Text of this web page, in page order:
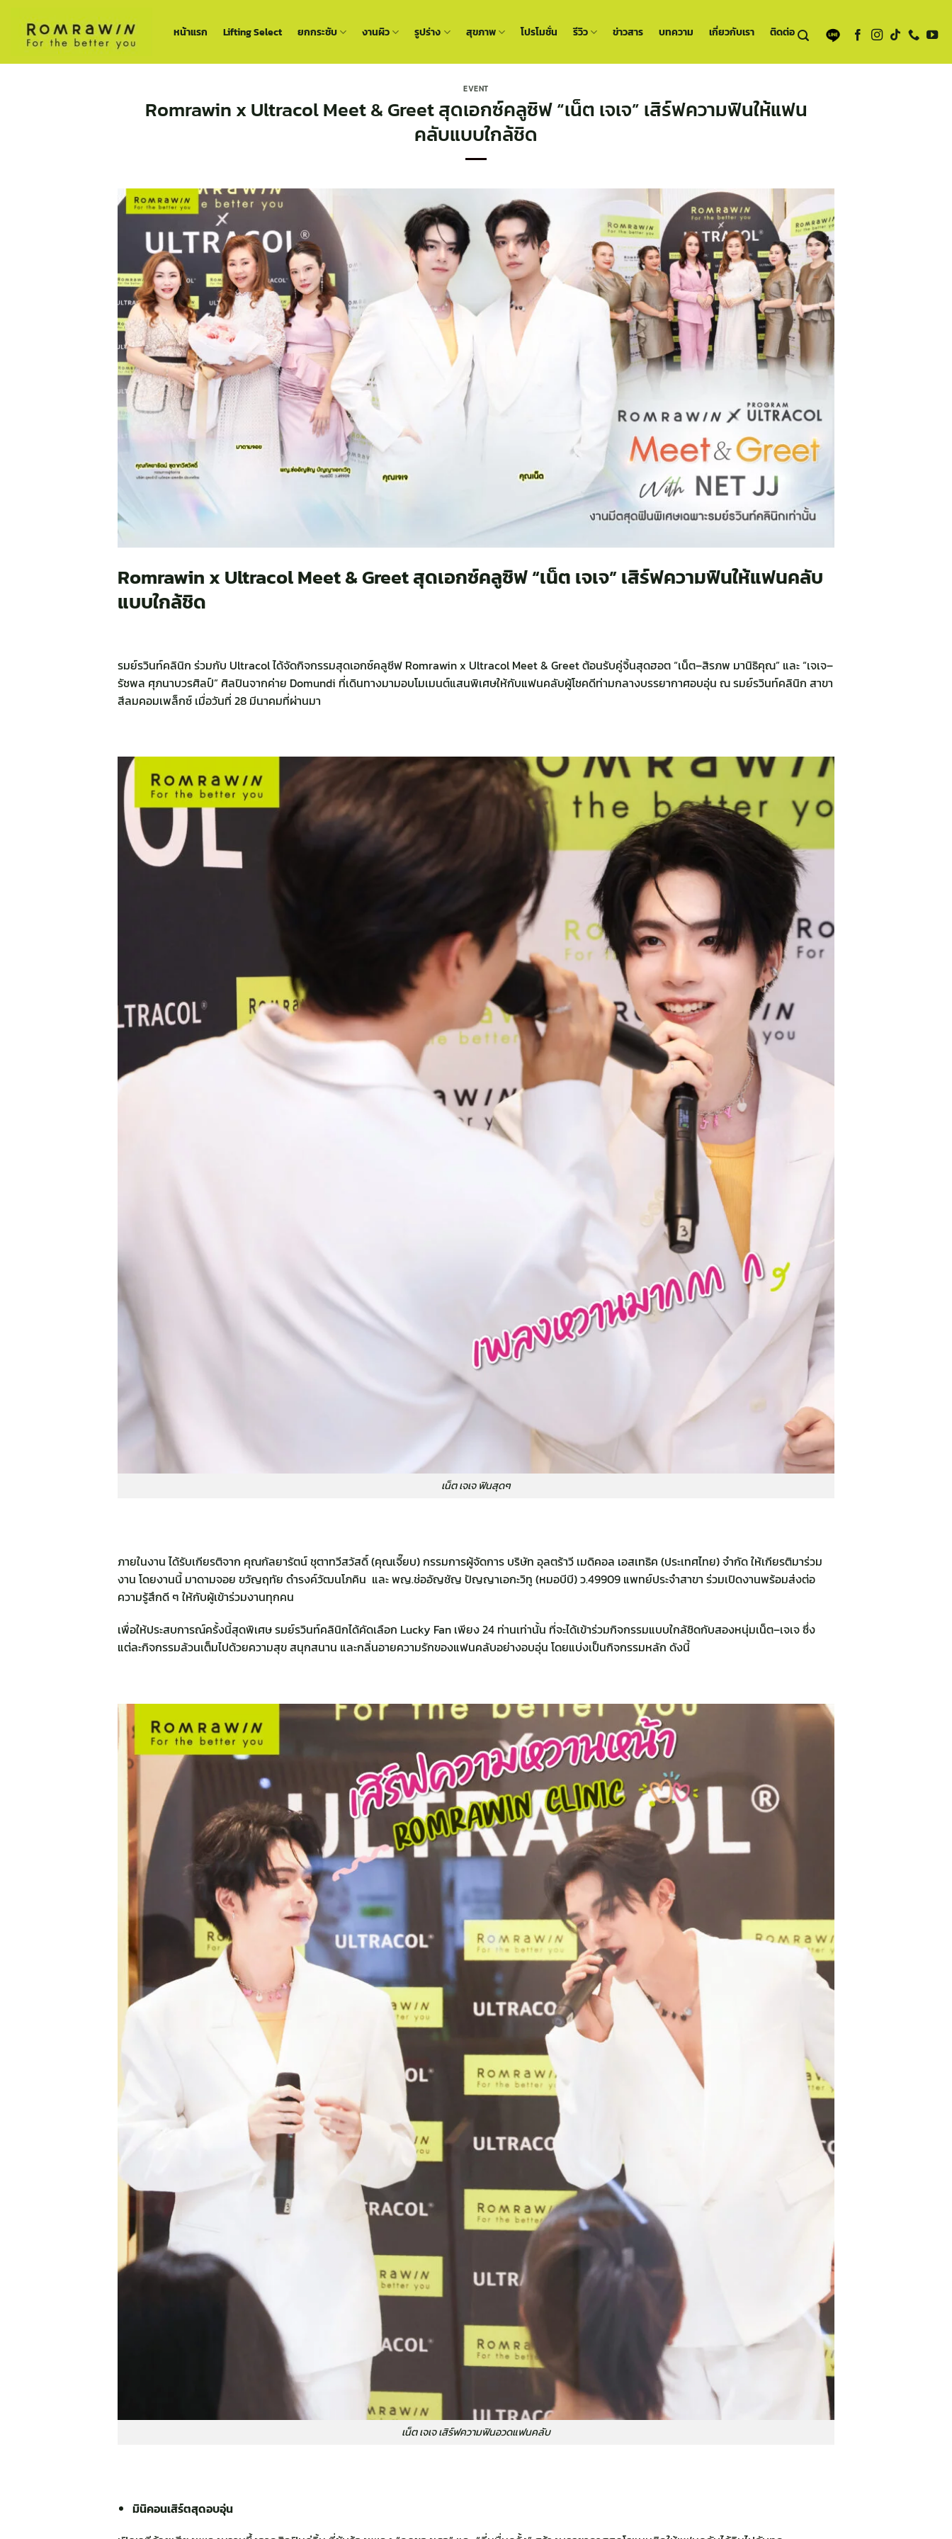
เนื้อหา
หน้าแรก Lifting Select ยกกระชับ งานผิว รูปร่าง สุขภาพ โปรโมชั่น รีวิว ข่าวสาร บทความ เกี่ยวกับเรา ติดต่อ
EVENT
Romrawin x Ultracol Meet & Greet สุดเอกซ์คลูซิฟ “เน็ต เจเจ” เสิร์ฟความฟินให้แฟน
คลับแบบใกล้ชิด
Romrawin x Ultracol Meet & Greet สุดเอกซ์คลูซิฟ “เน็ต เจเจ” เสิร์ฟความฟินให้แฟนคลับ
แบบใกล้ชิด
รมย์รวินท์คลินิก ร่วมกับ Ultracol ได้จัดกิจกรรมสุดเอกซ์คลูซีฟ Romrawin x UltracolMeet & Greet ต้อนรับคู่จิ้นสุดฮอต “เน็ต–สิรภพ มานิธิคุณ” และ “เจเจ–
รัชพล ศุภนาบวรศิลป์” ศิลปินจากค่าย Domundi ที่เดินทางมามอบโมเมนต์แสนพิเศษให้กับแฟนคลับผู้โชคดีท่ามกลางบรรยากาศอบอุ่น ณ รมย์รวินท์คลินิก สาขา
สีลมคอมเพล็กซ์ เมื่อวันที่ 28 มีนาคมที่ผ่านมา
เน็ต เจเจ ฟินสุดๆ
ภายในงาน ได้รับเกียรติจาก คุณกัลยารัตน์ ชุตาทวีสวัสดิ์ (คุณเจี๊ยบ) กรรมการผู้จัดการ บริษัท อุลตร้าวี เมดิคอล เอสเทธิค (ประเทศไทย) จำกัด ให้เกียรติมาร่วม
งาน โดยงานนี้ มาดามจอย ขวัญฤทัย ดำรงค์วัฒนโภคิน และ พญ.ช่ออัญชัญ ปัญญาเอกะวิทู (หมอบีบี) ว.49909 แพทย์ประจำสาขา ร่วมเปิดงานพร้อมส่งต่อ
ความรู้สึกดี ๆ ให้กับผู้เข้าร่วมงานทุกคน
เพื่อให้ประสบการณ์ครั้งนี้สุดพิเศษ รมย์รวินท์คลินิกได้คัดเลือก Lucky Fan เพียง 24 ท่านเท่านั้น ที่จะได้เข้าร่วมกิจกรรมแบบใกล้ชิดกับสองหนุ่มเน็ต–เจเจ ซึ่ง
แต่ละกิจกรรมล้วนเต็มไปด้วยความสุข สนุกสนาน และกลิ่นอายความรักของแฟนคลับอย่างอบอุ่น โดยแบ่งเป็นกิจกรรมหลัก ดังนี้
เน็ต เจเจ เสิร์ฟความฟินอวดแฟนคลับ
มินิคอนเสิร์ตสุดอบอุ่น